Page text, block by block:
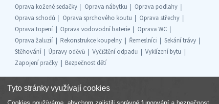
Oprava kožené sedačky
Oprava nábytku
Oprava podlahy
Oprava schodů
Oprava sprchového koutu
Oprava střechy
Oprava topení
Oprava vodovodní baterie
Oprava WC
Oprava žaluzií
Rekonstrukce koupelny Řemeslníci
Sekání trávy
Stěhování
Úpravy oděvů Vyčištění odpadu
Vyklízení bytu
Zapojení pračky
Bezpečnost dětí
Tyto stránky využívají cookies